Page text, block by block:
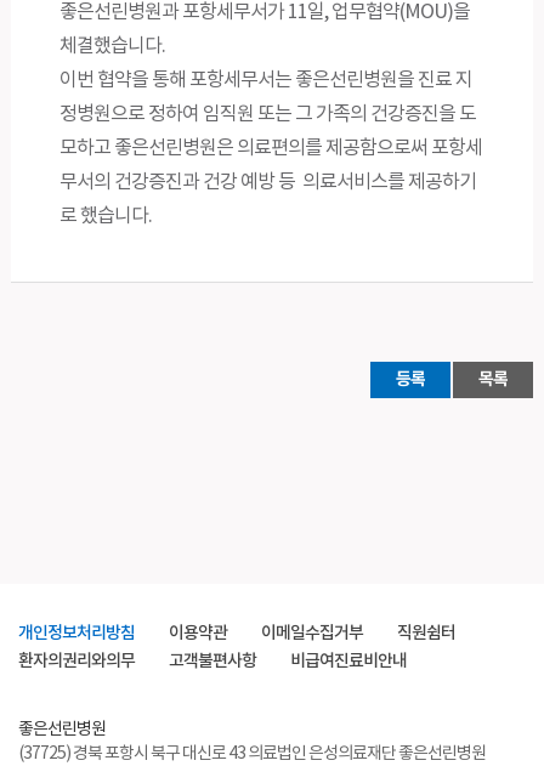
좋은선린병원과 포항​세무서가 11일, 업무협약(MOU)을
체결했습니다.​
이번 협약을 통해 포항세무서는 좋은선린병원을 진료 지
정병원으로 정하여 임직원 또는 그 가족의 건강증진을 도
모하고 좋은선린병원은 의료편의를 제공함으로써 포항세
무서의 건강증진과 건강 예방 등 의료서비스를 제공하기
로 했습니다.
등록 목록
개인정보처리방침 이용약관 이메일수집거부
직원쉼터
환자의권리와의무
고객불편사항 비급여진료비안내
좋은선린병원
(37725) 경북 포항시 북구 대신로 43 의료법인 은성의료재단 좋은선린병원